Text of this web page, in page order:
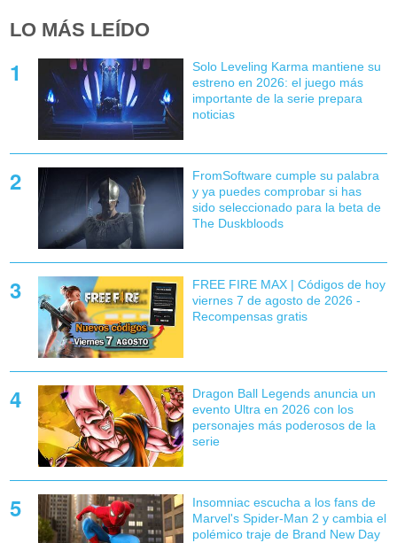
LO MÁS LEÍDO
Solo Leveling Karma mantiene su
estreno en 2026: el juego más
importante de la serie prepara
noticias
FromSoftware cumple su palabra
y ya puedes comprobar si has
sido seleccionado para la beta de
The Duskbloods
FREE FIRE MAX | Códigos de hoy
viernes 7 de agosto de 2026 -
Recompensas gratis
Dragon Ball Legends anuncia un
evento Ultra en 2026 con los
personajes más poderosos de la
serie
Insomniac escucha a los fans de
Marvel's Spider-Man 2 y cambia el
polémico traje de Brand New Day